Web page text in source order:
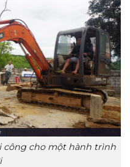
công cho một hành trình